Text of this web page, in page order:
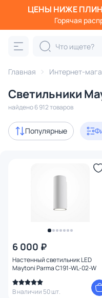
ЦЕНЫ НИЖЕ
Горячая
Главная Интернет-
Светильники
найдено 6 912 товаров
Популярные
6 000 ₽
Настенный светильник LED
Maytoni Parma C191-WL-02-W
В наличии 50 шт.
Категория:
Люстры Подвесные
Акции 22
Серия
Цвет